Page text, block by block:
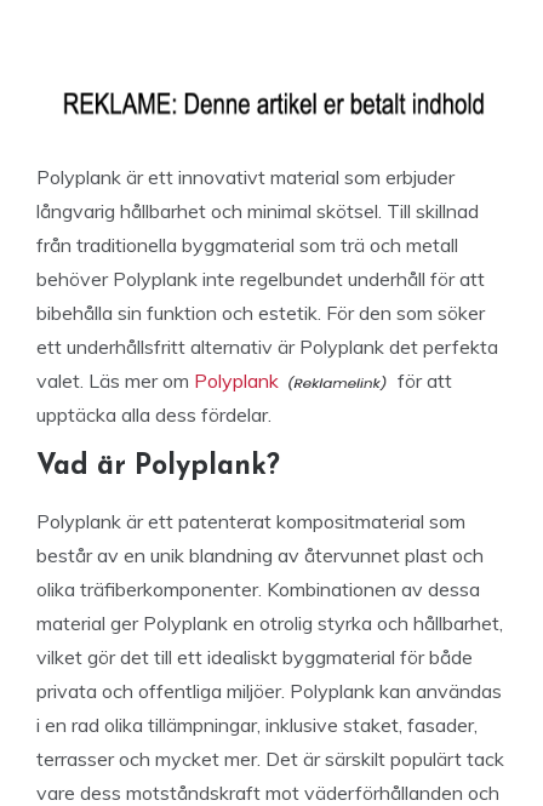
Polyplank är ett innovativt material som erbjuder
långvarig hållbarhet och minimal skötsel. Till skillnad
från traditionella byggmaterial som trä och metall
behöver Polyplank inte regelbundet underhåll för att
bibehålla sin funktion och estetik. För den som söker
ett underhållsfritt alternativ är Polyplank det perfekta
valet. Läs mer om Polyplank
för att
upptäcka alla dess fördelar.
Vad är Polyplank?
Polyplank är ett patenterat kompositmaterial som
består av en unik blandning av återvunnet plast och
olika träfiberkomponenter. Kombinationen av dessa
material ger Polyplank en otrolig styrka och hållbarhet,
vilket gör det till ett idealiskt byggmaterial för både
privata och offentliga miljöer. Polyplank kan användas
i en rad olika tillämpningar, inklusive staket, fasader,
terrasser och mycket mer. Det är särskilt populärt tack
vare dess motståndskraft mot väderförhållanden och